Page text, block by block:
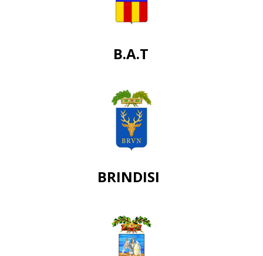
BRINDISI
B.A.T